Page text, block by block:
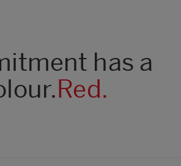
has a
Red.